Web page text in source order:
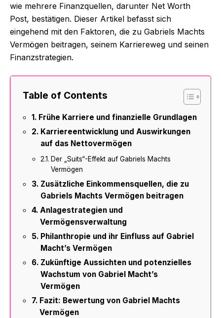
wie mehrere Finanzquellen, darunter Net Worth
Post, bestätigen. Dieser Artikel befasst sich
eingehend mit den Faktoren, die zu Gabriels Machts
Vermögen beitragen, seinem Karriereweg und seinen
Finanzstrategien.
Table of Contents
Frühe Karriere und finanzielle Grundlagen
Karriereentwicklung und Auswirkungen
auf das Nettovermögen
Der „Suits“-Effekt auf Gabriels Machts
Vermögen
Zusätzliche Einkommensquellen, die zu
Gabriels Machts Vermögen beitragen
Anlagestrategien und
Vermögensverwaltung
Philanthropie und ihr Einfluss auf Gabriel
Macht’s Vermögen
Zukünftige Aussichten und potenzielles
Wachstum von Gabriel Macht’s
Vermögen
Fazit: Bewertung von Gabriel Machts
Vermögen